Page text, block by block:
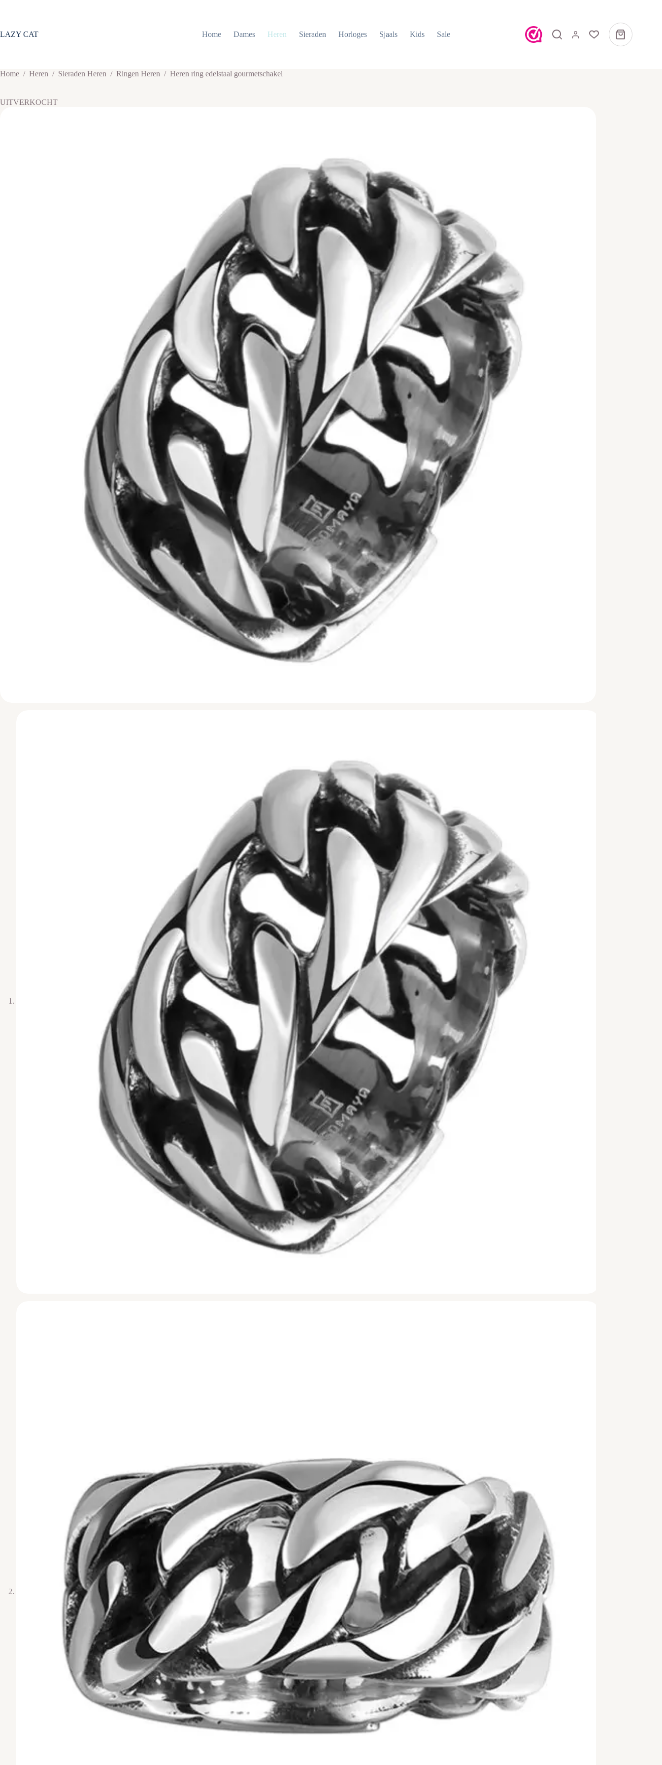
inhoud
LAZY CAT Home Dames Heren Sieraden Horloges Sjaals Kids Sale Winkelwagen
Home / Heren / Sieraden Heren / Ringen Heren / Heren ring edelstaal gourmetschakel
UITVERKOCHT